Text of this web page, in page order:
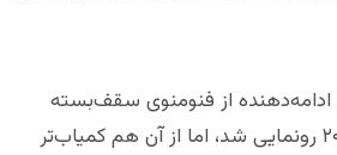
از فنومنوی سقف‌بسته
است که در آگوست ۲۰۲۵ رونمایی شد، اما از آن هم کمیاب‌تر